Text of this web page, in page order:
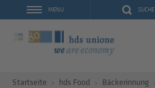
SUCHE
MENU
Startseite hds Food Bäckerinnung